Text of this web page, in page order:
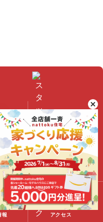
Kobo Co., Ltd.
スタッフブログ
報 アクセス